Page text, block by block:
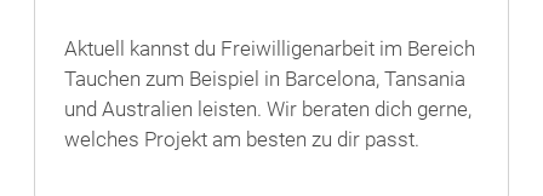
Aktuell kannst du Freiwilligenarbeit im Bereich
Tauchen zum Beispiel in Barcelona, Tansania
und Australien leisten. Wir beraten dich gerne,
welches Projekt am besten zu dir passt.